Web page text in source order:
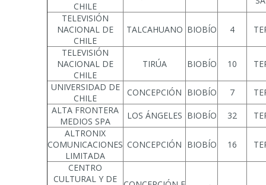
CHILE
TELEVISIÓN
NACIONAL DE
CHILE
TALCAHUANO BIOBÍO 4
TELEVISIÓN
NACIONAL DE
CHILE
TIRÚA BIOBÍO 10
UNIVERSIDAD DE
CHILE
CONCEPCIÓN BIOBÍO 7
ALTA FRONTERA
MEDIOS SPA
LOS ÁNGELES BIOBÍO 32
ALTRONIX
COMUNICACIONES
LIMITADA
CONCEPCIÓN BIOBÍO 16
CENTRO
CULTURAL Y DE